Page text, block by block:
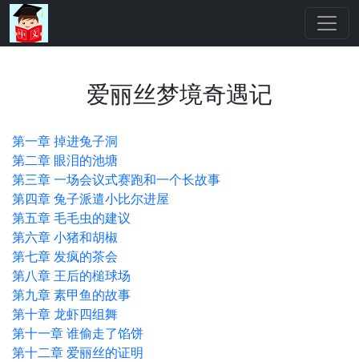
爱丽丝梦境奇遇记
第一章 掉进兔子洞
第二章 眼泪的池塘
第三章 一场会议式赛跑和一个长故事
第四章 兔子派遣小比尔进屋
第五章 毛毛虫的建议
第六章 小猪和胡椒
第七章 发疯的茶会
第八章 王后的槌球场
第九章 素甲鱼的故事
第十章 龙虾四组舞
第十一章 谁偷走了馅饼
第十二章 爱丽丝的证明